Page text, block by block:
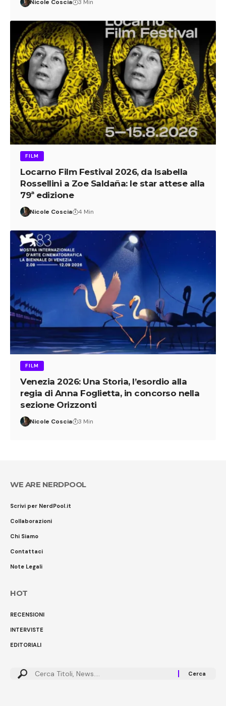
Nicole Coscia 3 Min
FILM
Locarno Film Festival 2026, da Isabella
Rossellini a Zoe Saldaña: le star attese alla
79ª edizione
Nicole Coscia 4 Min
FILM
Venezia 2026: Una Storia, l’esordio alla
regia di Anna Foglietta, in concorso nella
sezione Orizzonti
Nicole Coscia 3 Min
WE ARE NERDPOOL
Scrivi per NerdPool.it
Collaborazioni
Chi Siamo
Contattaci
Note Legali
HOT
RECENSIONI
INTERVISTE
EDITORIALI